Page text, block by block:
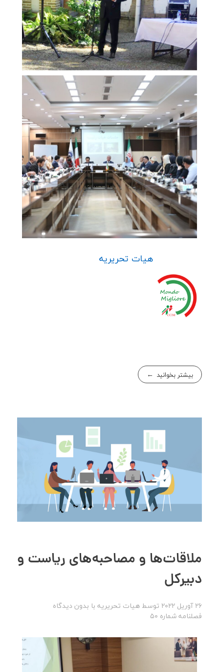
هیات تحریریه
بیشتر بخوانید
ملاقات‌ها و مصاحبه‌های ریاست و
دبیرکل
26 آوریل 2022 توسط هیات تحریریه با بدون دیدگاه
فصلنامه شماره 50